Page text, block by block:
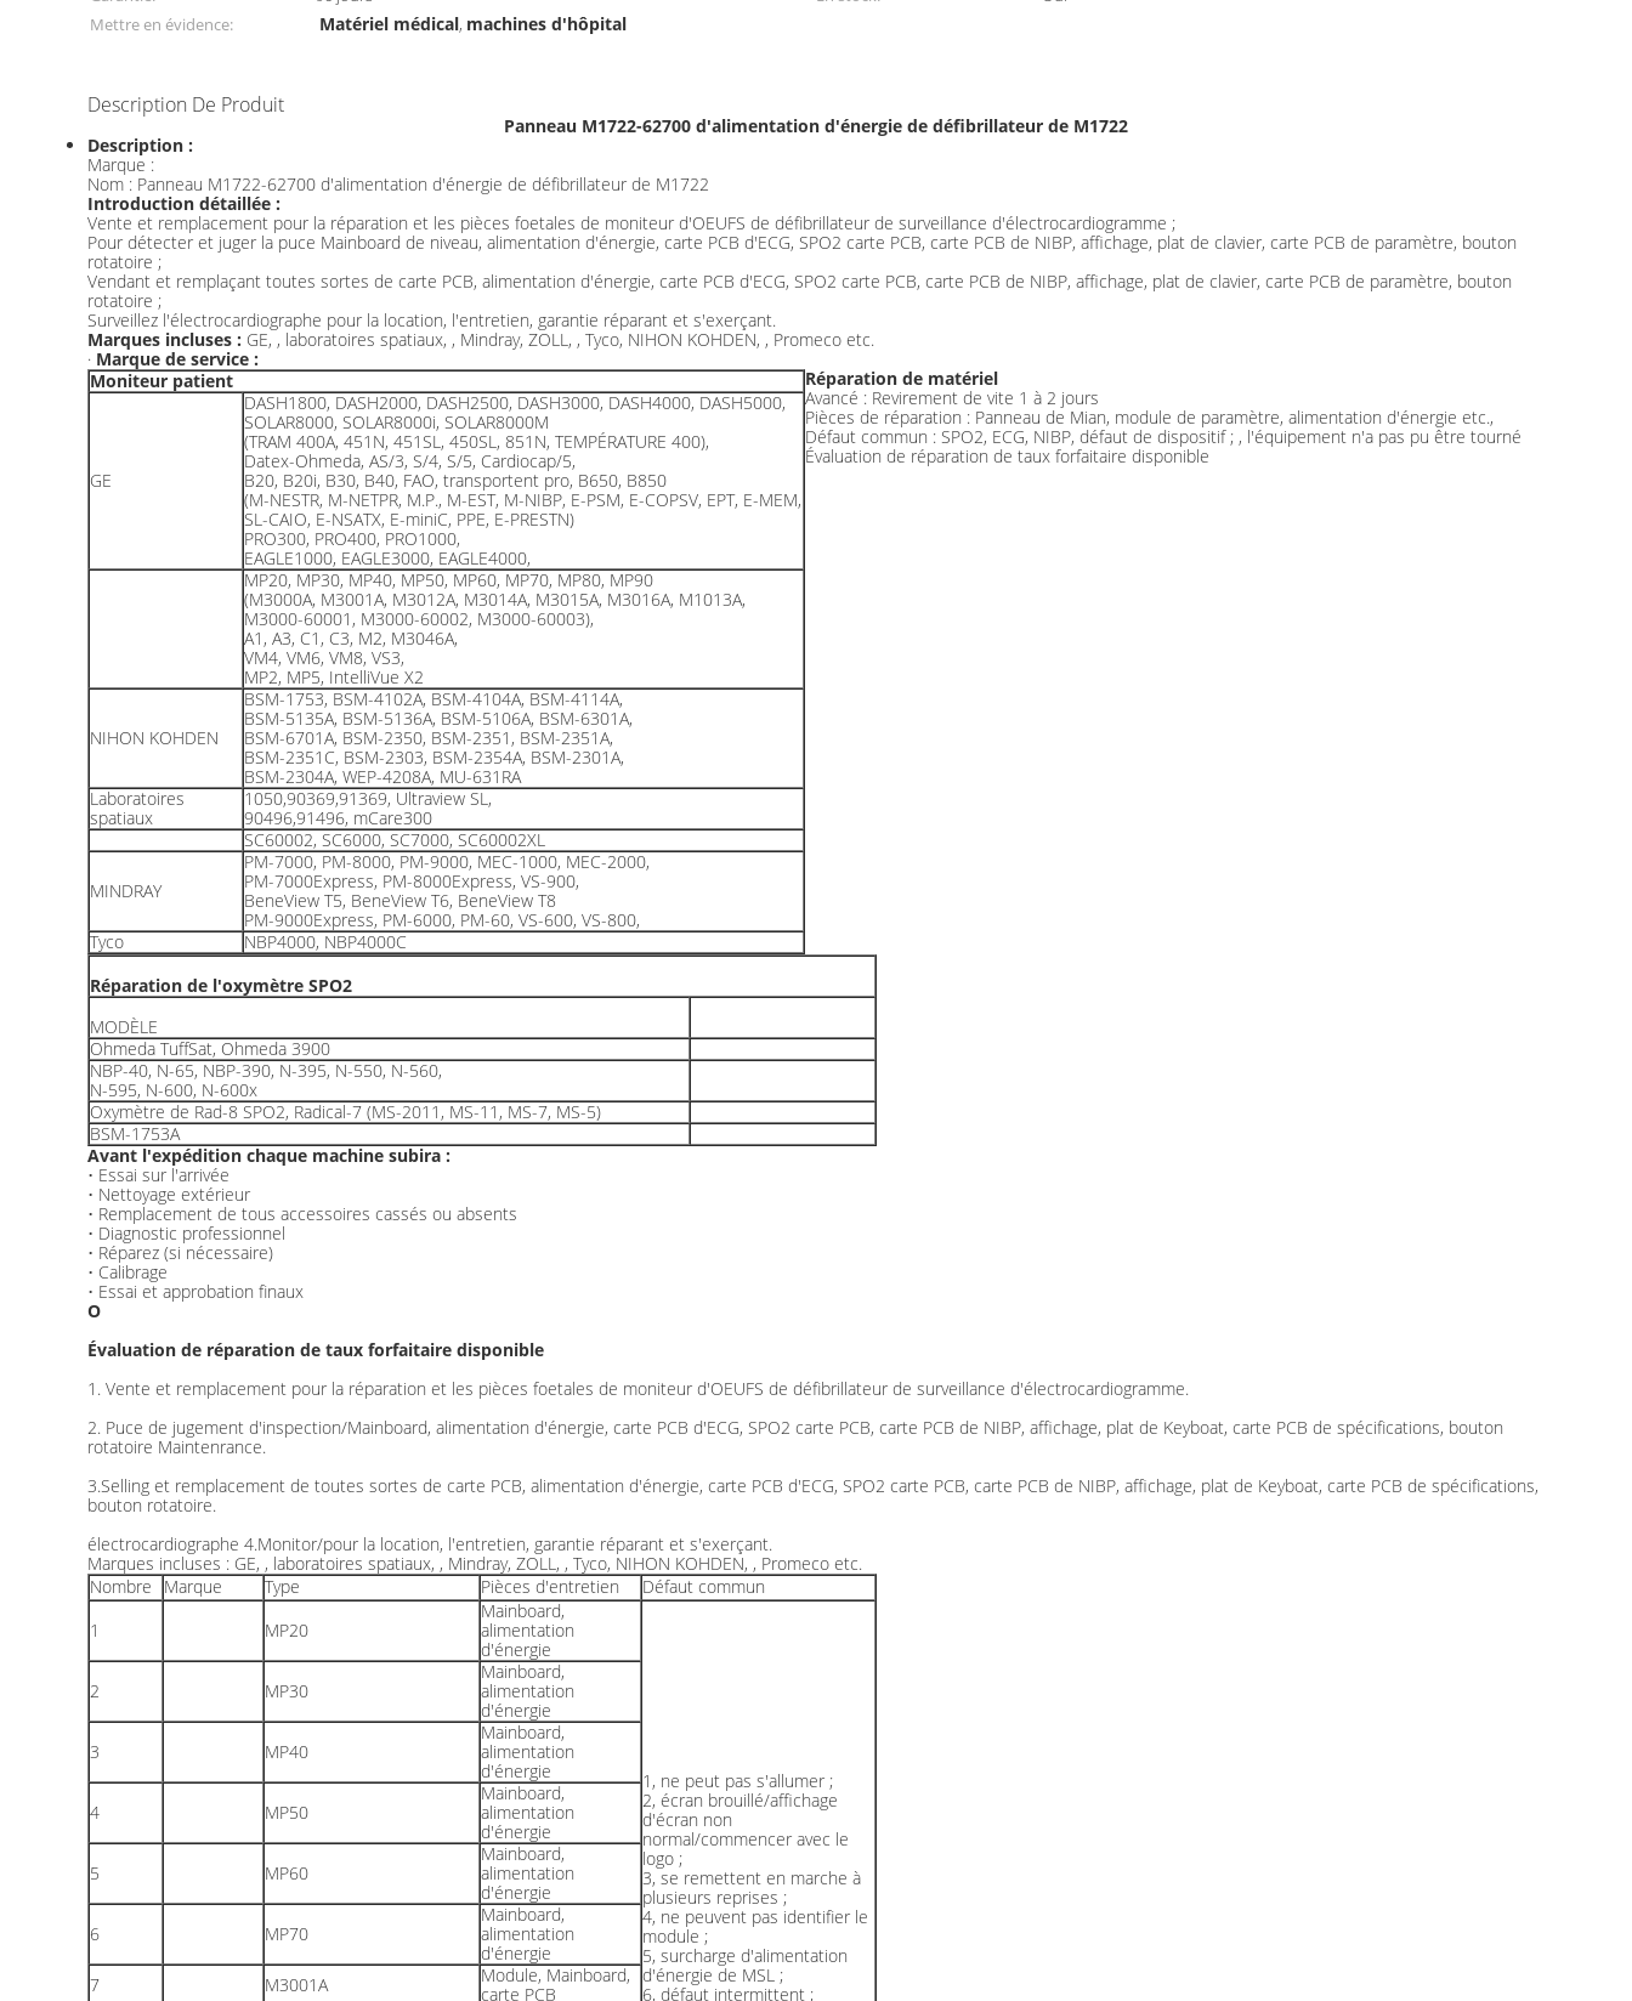
Mettre en évidence:
Matériel médical, machines d'hôpital
Description De Produit
Panneau M1722-62700 d'alimentation d'énergie de défibrillateur de M1722
Description :
Marque :
Nom : Panneau M1722-62700 d'alimentation d'énergie de défibrillateur de M1722
Introduction détaillée :
Vente et remplacement pour la réparation et les pièces foetales de moniteur d'OEUFS de défibrillateur de surveillance d'électrocardiogramme ;
Pour détecter et juger la puce Mainboard de niveau, alimentation d'énergie, carte PCB d'ECG, SPO2 carte PCB, carte PCB de NIBP, affichage, plat de clavier, carte PCB de paramètre, bouton
rotatoire ;
Vendant et remplaçant toutes sortes de carte PCB, alimentation d'énergie, carte PCB d'ECG, SPO2 carte PCB, carte PCB de NIBP, affichage, plat de clavier, carte PCB de paramètre, bouton
rotatoire ;
Surveillez l'électrocardiographe pour la location, l'entretien, garantie réparant et s'exerçant.
Marques incluses : GE, , laboratoires spatiaux, , Mindray, ZOLL, , Tyco, NIHON KOHDEN, , Promeco etc.
· Marque de service :
Moniteur patient
GE
DASH1800, DASH2000, DASH2500, DASH3000, DASH4000, DASH5000,
SOLAR8000, SOLAR8000i, SOLAR8000M
(TRAM 400A, 451N, 451SL, 450SL, 851N, TEMPÉRATURE 400),
Datex-Ohmeda, AS/3, S/4, S/5, Cardiocap/5,
B20, B20i, B30, B40, FAO, transportent pro, B650, B850
(M-NESTR, M-NETPR, M.P., M-EST, M-NIBP, E-PSM, E-COPSV, EPT, E-MEM,
SL-CAIO, E-NSATX, E-miniC, PPE, E-PRESTN)
PRO300, PRO400, PRO1000,
EAGLE1000, EAGLE3000, EAGLE4000,
MP20, MP30, MP40, MP50, MP60, MP70, MP80, MP90
(M3000A, M3001A, M3012A, M3014A, M3015A, M3016A, M1013A,
M3000-60001, M3000-60002, M3000-60003),
A1, A3, C1, C3, M2, M3046A,
VM4, VM6, VM8, VS3,
MP2, MP5, IntelliVue X2
NIHON KOHDEN
BSM-1753, BSM-4102A, BSM-4104A, BSM-4114A,
BSM-5135A, BSM-5136A, BSM-5106A, BSM-6301A,
BSM-6701A, BSM-2350, BSM-2351, BSM-2351A,
BSM-2351C, BSM-2303, BSM-2354A, BSM-2301A,
BSM-2304A, WEP-4208A, MU-631RA
Laboratoires
spatiaux
1050,90369,91369, Ultraview SL,
90496,91496, mCare300
SC60002, SC6000, SC7000, SC60002XL
MINDRAY
PM-7000, PM-8000, PM-9000, MEC-1000, MEC-2000,
PM-7000Express, PM-8000Express, VS-900,
BeneView T5, BeneView T6, BeneView T8
PM-9000Express, PM-6000, PM-60, VS-600, VS-800,
Tyco
NBP4000, NBP4000C
Réparation de matériel
Avancé : Revirement de vite 1 à 2 jours
Pièces de réparation : Panneau de Mian, module de paramètre, alimentation d'énergie etc.,
Défaut commun : SPO2, ECG, NIBP, défaut de dispositif ; , l'équipement n'a pas pu être tourné
Évaluation de réparation de taux forfaitaire disponible
Réparation de l'oxymètre SPO2
MODÈLE
Ohmeda TuffSat, Ohmeda 3900
NBP-40, N-65, NBP-390, N-395, N-550, N-560,
N-595, N-600, N-600x
Oxymètre de Rad-8 SPO2, Radical-7 (MS-2011, MS-11, MS-7, MS-5)
BSM-1753A
Avant l'expédition chaque machine subira :
• Essai sur l'arrivée
• Nettoyage extérieur
• Remplacement de tous accessoires cassés ou absents
• Diagnostic professionnel
• Réparez (si nécessaire)
• Calibrage
• Essai et approbation finaux
O
Évaluation de réparation de taux forfaitaire disponible
1. Vente et remplacement pour la réparation et les pièces foetales de moniteur d'OEUFS de défibrillateur de surveillance d'électrocardiogramme.
2. Puce de jugement d'inspection/Mainboard, alimentation d'énergie, carte PCB d'ECG, SPO2 carte PCB, carte PCB de NIBP, affichage, plat de Keyboat, carte PCB de spécifications, bouton
rotatoire Maintenrance.
3.Selling et remplacement de toutes sortes de carte PCB, alimentation d'énergie, carte PCB d'ECG, SPO2 carte PCB, carte PCB de NIBP, affichage, plat de Keyboat, carte PCB de spécifications,
bouton rotatoire.
électrocardiographe 4.Monitor/pour la location, l'entretien, garantie réparant et s'exerçant.
Marques incluses : GE, , laboratoires spatiaux, , Mindray, ZOLL, , Tyco, NIHON KOHDEN, , Promeco etc.
Nombre
Marque Type Pièces d'entretien
Défaut commun
1
MP20
Mainboard,
alimentation
d'énergie
1, ne peut pas s'allumer ;
2, écran brouillé/affichage
d'écran non
normal/commencer avec le
logo ;
3, se remettent en marche à
plusieurs reprises ;
4, ne peuvent pas identifier le
module ;
5, surcharge d'alimentation
d'énergie de MSL ;
6, défaut intermittent ;
2 MP30
Mainboard,
alimentation
d'énergie
3
MP40
Mainboard,
alimentation
d'énergie
4
MP50
Mainboard,
alimentation
d'énergie
5
MP60
Mainboard,
alimentation
d'énergie
6
MP70
Mainboard,
alimentation
d'énergie
7
M3001A
Module, Mainboard,
carte PCB